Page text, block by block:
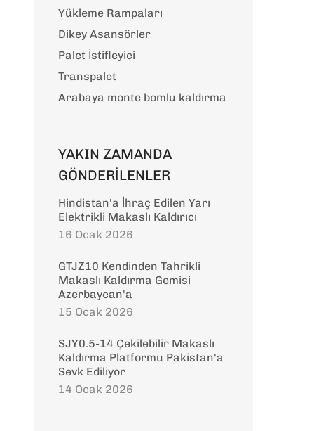
Yükleme Rampaları
Dikey Asansörler
Palet İstifleyici
Transpalet
Arabaya monte bomlu kaldırma
YAKIN ZAMANDA
GÖNDERİLENLER
Hindistan'a İhraç Edilen Yarı
Elektrikli Makaslı Kaldırıcı
16 Ocak 2026
GTJZ10 Kendinden Tahrikli
Makaslı Kaldırma Gemisi
Azerbaycan'a
15 Ocak 2026
SJY0.5-14 Çekilebilir Makaslı
Kaldırma Platformu Pakistan'a
Sevk Ediliyor
14 Ocak 2026